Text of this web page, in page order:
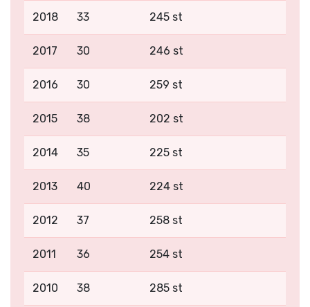
2018 33 245 st
2017 30 246 st
2016 30 259 st
2015 38 202 st
2014 35 225 st
2013 40 224 st
2012 37 258 st
2011 36 254 st
2010 38 285 st